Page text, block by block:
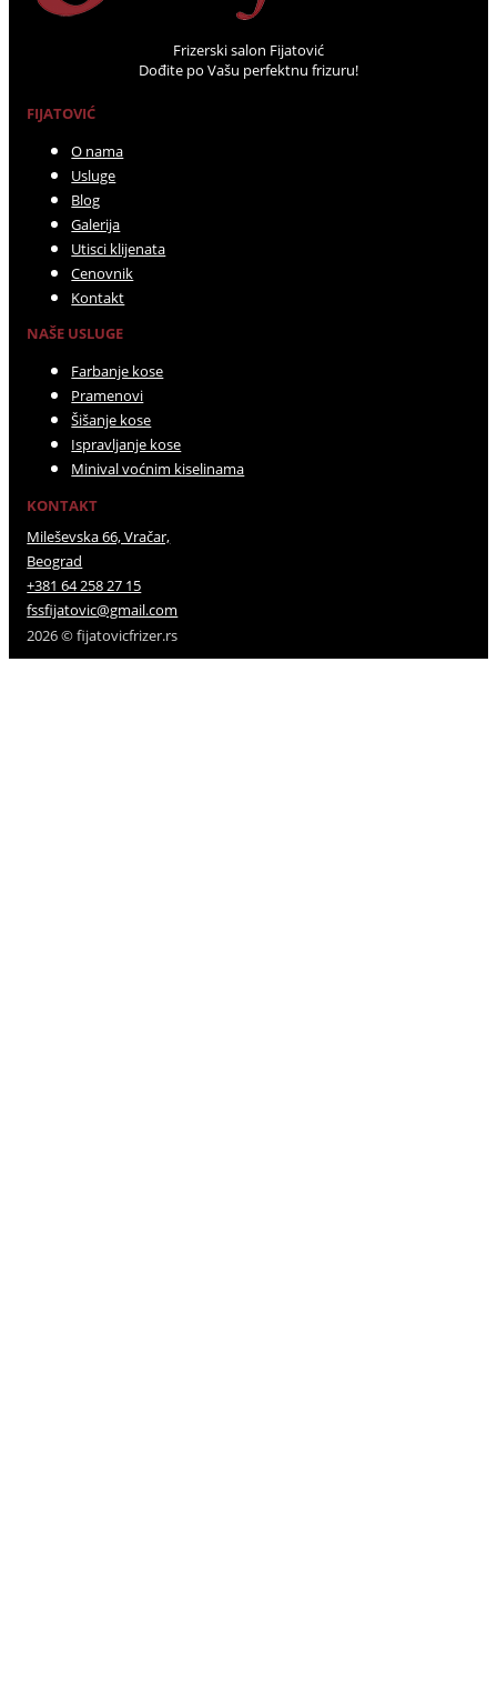
Frizerski salon Fijatović
Dođite po Vašu perfektnu frizuru!
FIJATOVIĆ
O nama
Usluge
Blog
Galerija
Utisci klijenata
Cenovnik
Kontakt
NAŠE USLUGE
Farbanje kose
Pramenovi
Šišanje kose
Ispravljanje kose
Minival voćnim kiselinama
KONTAKT
Mileševska 66, Vračar,
Beograd
+381 64 258 27 15
fssfijatovic@gmail.com
2026 © fijatovicfrizer.rs